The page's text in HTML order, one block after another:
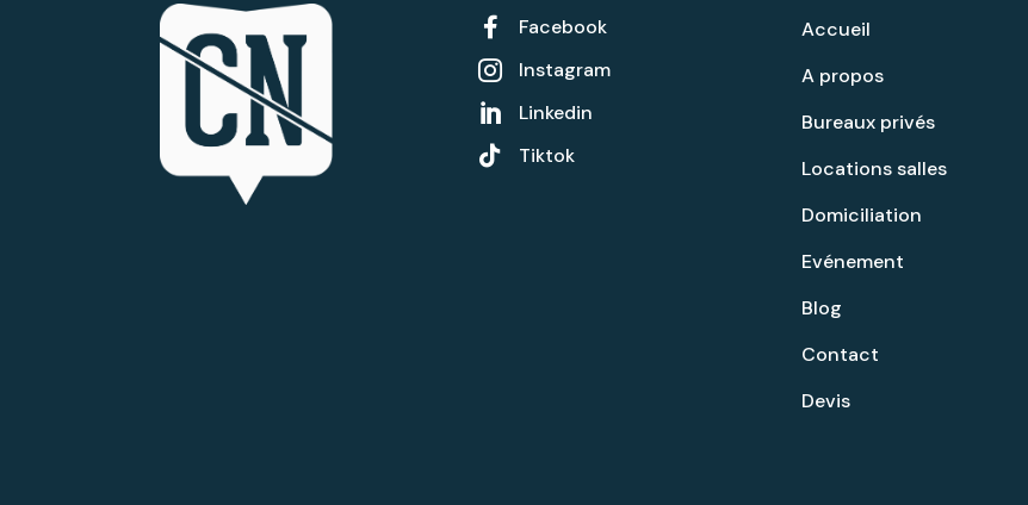
 Facebook
 Instagram

Linkedin

Tiktok
Accueil
A propos
Bureaux privés
Locations salles
Domiciliation
Evénement
Blog
Contact
Devis